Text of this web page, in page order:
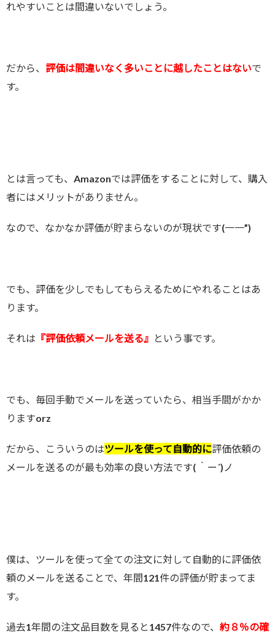
れやすいことは間違いないでしょう。
だから、 評価は間違いなく多いことに越したことはないで
す。
とは言っても、Amazonでは評価をすることに対して、購入
者にはメリットがありません。
なので、なかなか評価が貯まらないのが現状です(一一”)
でも、評価を少しでもしてもらえるためにやれることはあ
ります。
それは 『評価依頼メールを送る』 という事です。
でも、毎回手動でメールを送っていたら、相当手間がかか
りますorz
だから、こういうのはツールを使って自動的に評価依頼の
メールを送るのが最も効率の良い方法です( ｀ー´)ノ
僕は、ツールを使って全ての注文に対して自動的に評価依
頼のメールを送ることで、年間121件の評価が貯まってま
す。
過去1年間の注文品目数を見ると1457件なので、 約８％の確